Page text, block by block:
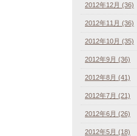
2012年12月 (36)
2012年11月 (36)
2012年10月 (35)
2012年9月 (36)
2012年8月 (41)
2012年7月 (21)
2012年6月 (26)
2012年5月 (18)